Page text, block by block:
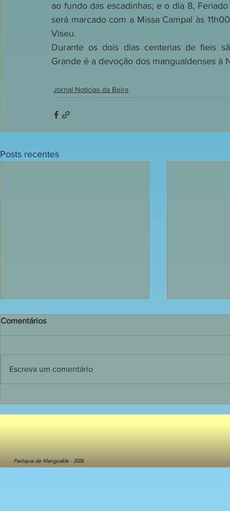
ao fundo das escadinhas; e o dia 8,
será marcado com a Missa Campal às
Viseu.
Durante os dois dias centenas de fieis
Grande é a devoção dos mangualdenses à
Jornal Noticias da Beira
Posts recentes
Comentários
Escreva um comentário
Paróquia de Mangualde - 2026